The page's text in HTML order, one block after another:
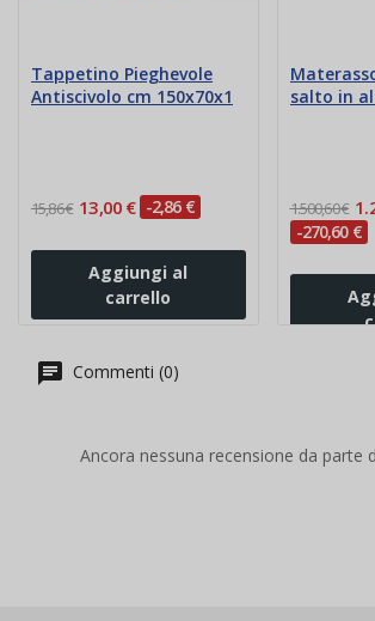
Tappetino Pieghevole
Antiscivolo cm 150x70x1
15,86 € 13,00 € -2,86 €
Aggiungi al
carrello
salto in
1.500,60 €
-270,60 €
Commenti (0)
Ancora nessuna recensione da parte